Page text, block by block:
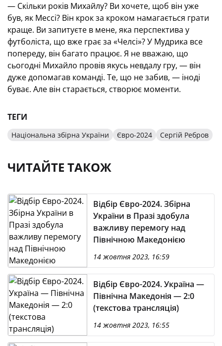
— Скільки років Михайлу? Ви хочете, щоб він уже
був, як Мессі? Він крок за кроком намагається грати
краще. Ви запитуєте в мене, яка перспектива у
футболіста, що вже грає за «Челсі»? У Мудрика все
попереду, він багато працює. Я не вважаю, що
сьогодні Михайло провів якусь невдалу гру, — він
дуже допомагав команді. Те, що не забив, — іноді
буває. Але він старається, створює моменти.
ТЕГИ
Національна збірна України Євро-2024 Сергій Ребров
ЧИТАЙТЕ ТАКОЖ
Відбір Євро-2024. Збірна
України в Празі здобула
важливу перемогу над
Північною Македонією
14 жовтня 2023, 16:59
Відбір Євро-2024. Україна —
Північна Македонія — 2:0
(текстова трансляція)
14 жовтня 2023, 16:55